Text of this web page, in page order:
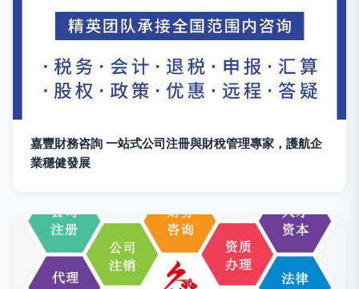
嘉豐財務咨詢 一站式公司注冊與財稅管理專家，護航企
業穩健發展